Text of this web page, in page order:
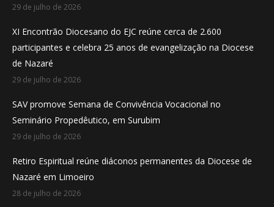
29 de julho de 2026
XI Encontrão Diocesano do EJC reúne cerca de 2.600
participantes e celebra 25 anos de evangelização na Diocese
de Nazaré
29 de julho de 2026
SAV promove Semana de Convivência Vocacional no
Seminário Propedêutico, em Surubim
29 de julho de 2026
Retiro Espiritual reúne diáconos permanentes da Diocese de
Nazaré em Limoeiro
28 de julho de 2026